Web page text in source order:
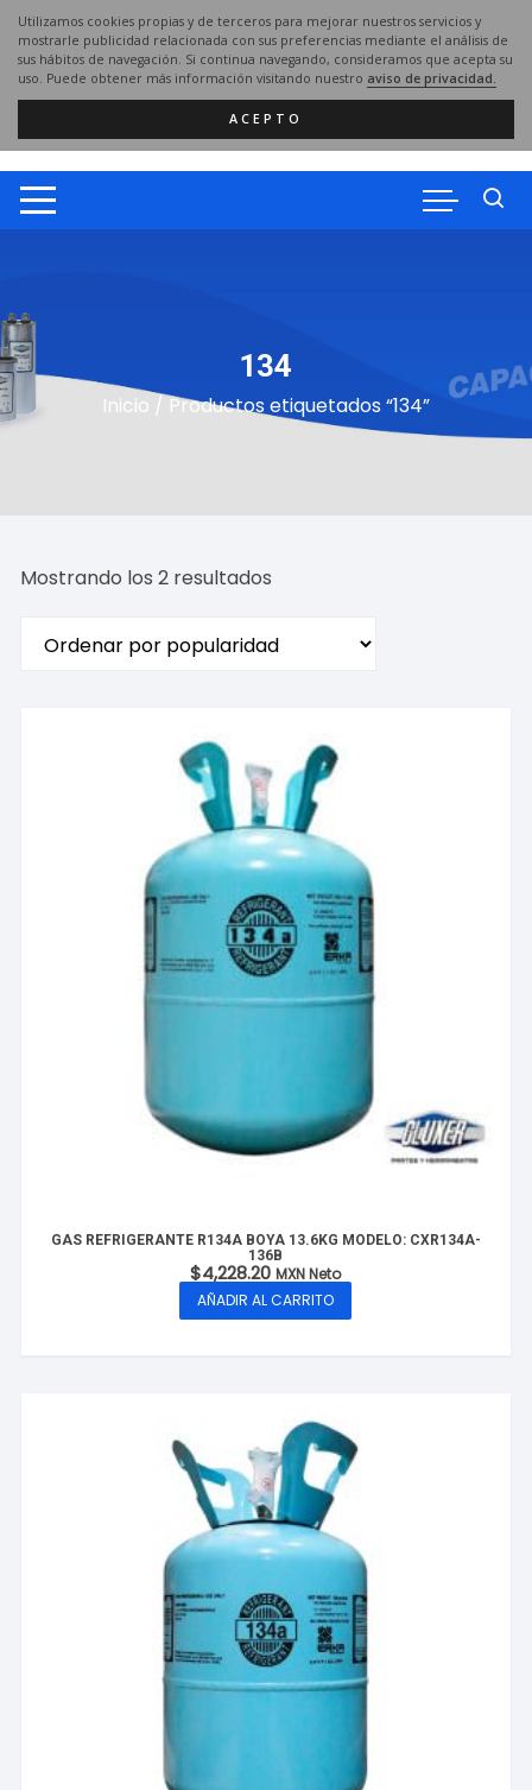
Utilizamos cookies propias y de terceros para mejorar nuestros servicios y
mostrarle publicidad relacionada con sus preferencias mediante el análisis de
sus hábitos de navegación. Si continua navegando, consideramos que acepta su
uso. Puede obtener más información visitando nuestro aviso de privacidad.
ACEPTO
Saltar
contenido
134
Inicio / Productos etiquetados “134”
Mostrando los 2 resultados
popularidad
GAS REFRIGERANTE R134A BOYA 13.6KG MODELO: CXR134A-
136B
$4,228.20 MXN Neto
AÑADIR AL CARRITO